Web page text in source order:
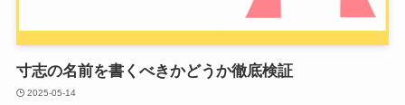
寸志の名前を書くべきかどうか徹底検証
2025-05-14